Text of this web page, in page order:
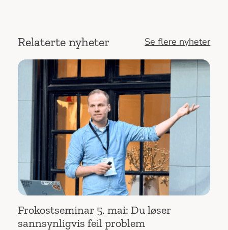
Relaterte nyheter Se flere nyheter
Frokostseminar 5. mai: Du løser
sannsynligvis feil problem